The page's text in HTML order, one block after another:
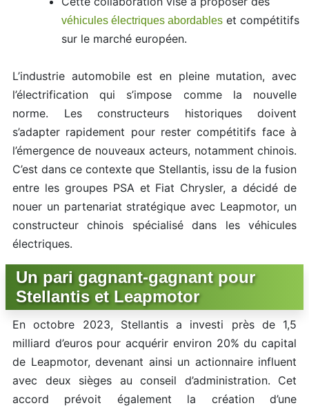
véhicules électriques abordables et compétitifs
sur le marché européen.
L’industrie automobile est en pleine mutation, avec
l’électrification qui s’impose comme la nouvelle
norme. Les constructeurs historiques doivent
s’adapter rapidement pour rester compétitifs face à
l’émergence de nouveaux acteurs, notamment chinois.
C’est dans ce contexte que Stellantis, issu de la fusion
entre les groupes PSA et Fiat Chrysler, a décidé de
nouer un partenariat stratégique avec Leapmotor, un
constructeur chinois spécialisé dans les véhicules
électriques.
Un pari gagnant-gagnant pour
Stellantis et Leapmotor
En octobre 2023, Stellantis a investi près de 1,5
milliard d’euros pour acquérir environ 20% du capital
de Leapmotor, devenant ainsi un actionnaire influent
avec deux sièges au conseil d’administration. Cet
accord prévoit également la création d’une